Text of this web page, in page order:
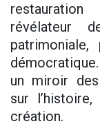
révélateur
un miroir
sur
création.